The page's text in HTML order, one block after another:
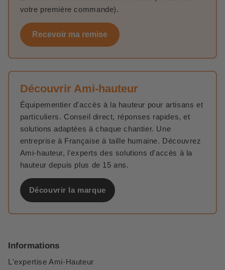
votre première commande).
Recevoir ma remise
Découvrir Ami-hauteur
Équipementier d'accès à la hauteur pour artisans et
particuliers. Conseil direct, réponses rapides, et
solutions adaptées à chaque chantier. Une
entreprise à Française à taille humaine. Découvrez
Ami-hauteur, l'experts des solutions d'accès à la
hauteur depuis plus de 15 ans.
Découvrir la marque
Informations
L'expertise Ami-Hauteur